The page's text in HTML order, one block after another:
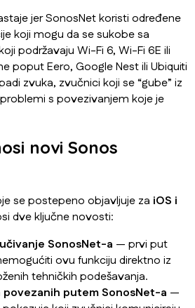
jer SonosNet koristi određene
koji mogu da se sukobe sa
podržavaju Wi-Fi 6, Wi-Fi 6E ili
poput Eero, Google Nest ili Ubiquiti
zvuka, zvučnici koji se “gube” iz
s povezivanjem koje je
novi Sonos
se postepeno objavljuje za iOS i
dve ključne novosti:
SonosNet-a — prvi put
ovu funkciju direktno iz
tehničkih podešavanja.
povezanih putem SonosNet-a —